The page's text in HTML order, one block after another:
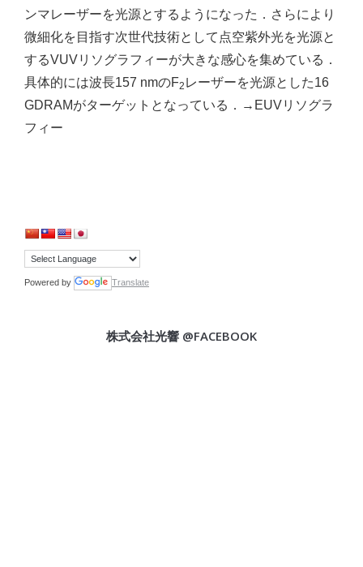
ンマレーザーを光源とするようになった．さらにより
微細化を目指す次世代技術として点空紫外光を光源と
するVUVリソグラフィーが大きな感心を集めている．
具体的には波長157 nmのF2 レーザーを光源とした16
GDRAMがターゲットとなっている．→EUVリソグラ
フィー
Powered by Translate
株式会社光響 @FACEBOOK